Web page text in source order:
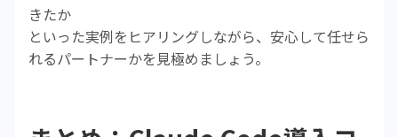
きたか
といった実例をヒアリングしながら、安心して任せら
れるパートナーかを見極めましょう。